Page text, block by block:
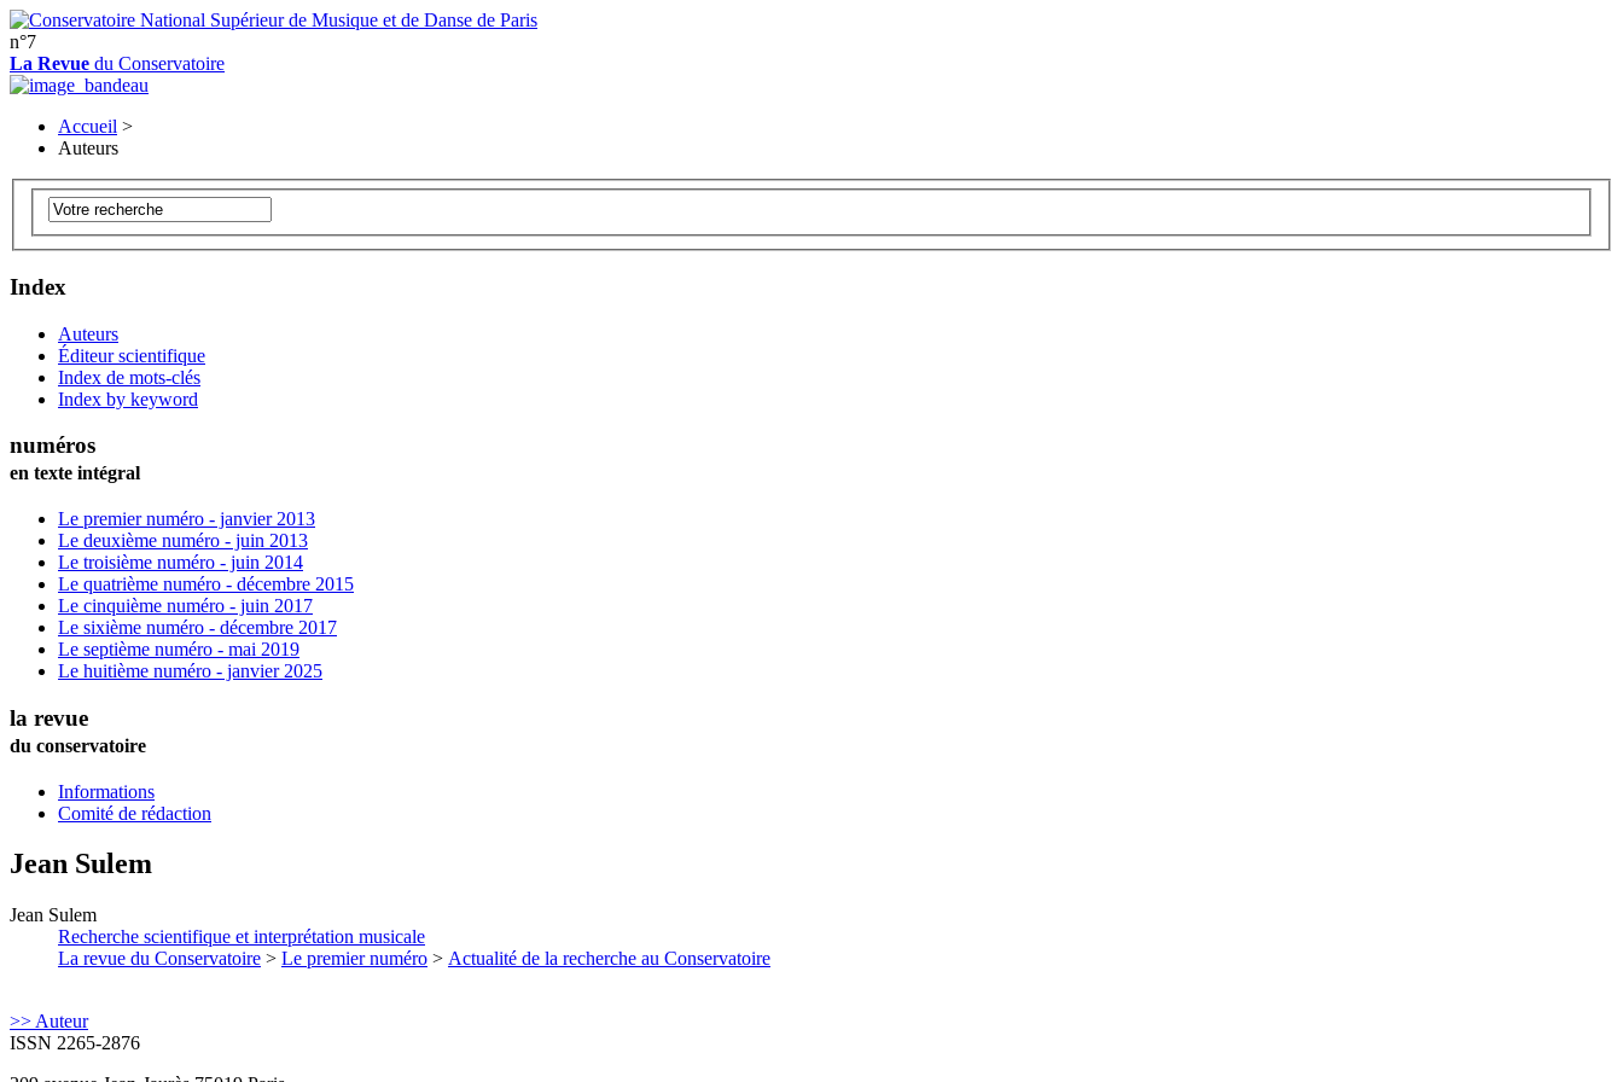
n°7
La Revue du Conservatoire
Accueil >
Auteurs
Index
Auteurs
Éditeur scientifique
Index de mots-clés
Index by keyword
numéros
en texte intégral
Le premier numéro - janvier 2013
Le deuxième numéro - juin 2013
Le troisième numéro - juin 2014
Le quatrième numéro - décembre 2015
Le cinquième numéro - juin 2017
Le sixième numéro - décembre 2017
Le septième numéro - mai 2019
Le huitième numéro - janvier 2025
la revue
du conservatoire
Informations
Comité de rédaction
Jean Sulem
Jean Sulem
Recherche scientifique et interprétation musicale
La revue du Conservatoire > Le premier numéro > Actualité de la recherche au Conservatoire
>> Auteur
ISSN 2265-2876